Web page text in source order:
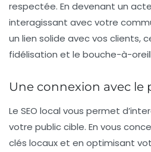
respectée. En devenant un
interagissant avec votre
un lien solide avec vos clients,
fidélisation et le bouche-à-
Une connexion avec le
Le SEO local vous permet
votre public cible. En vous
clés locaux et en optimisant